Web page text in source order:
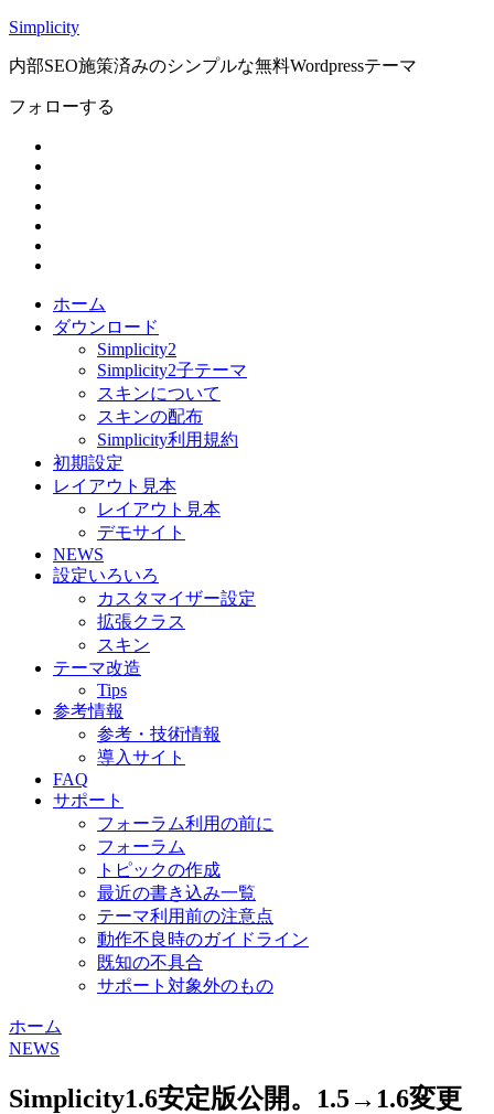
Simplicity
内部SEO施策済みのシンプルな無料Wordpressテーマ
フォローする
ホーム
ダウンロード
Simplicity2
Simplicity2子テーマ
スキンについて
スキンの配布
Simplicity利用規約
初期設定
レイアウト見本
レイアウト見本
デモサイト
NEWS
設定いろいろ
カスタマイザー設定
拡張クラス
スキン
テーマ改造
Tips
参考情報
参考・技術情報
導入サイト
FAQ
サポート
フォーラム利用の前に
フォーラム
トピックの作成
最近の書き込み一覧
テーマ利用前の注意点
動作不良時のガイドライン
既知の不具合
サポート対象外のもの
ホーム
NEWS
Simplicity1.6安定版公開。1.5→1.6変更